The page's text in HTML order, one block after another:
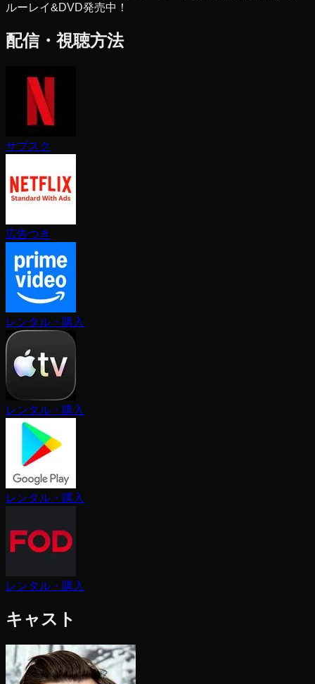
ルーレイ&DVD発売中！
配信・視聴方法
サブスク
広告つき
レンタル・購入
レンタル・購入
レンタル・購入
レンタル・購入
キャスト